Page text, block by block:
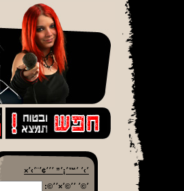
׳›׳ ׳™׳¡׳” ׳׳׳¢׳¨׳›׳×
׳©׳ ׳׳©׳×׳׳©: